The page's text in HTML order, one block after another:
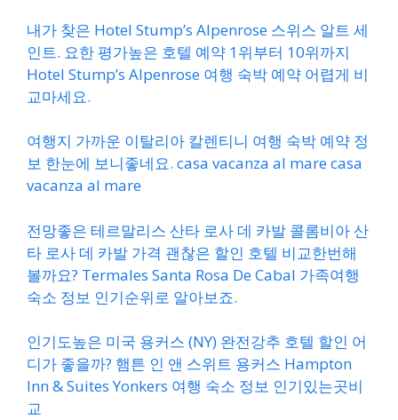
내가 찾은 Hotel Stump’s Alpenrose 스위스 알트 세
인트. 요한 평가높은 호텔 예약 1위부터 10위까지
Hotel Stump’s Alpenrose 여행 숙박 예약 어렵게 비
교마세요.
여행지 가까운 이탈리아 칼렌티니 여행 숙박 예약 정
보 한눈에 보니좋네요. casa vacanza al mare casa
vacanza al mare
전망좋은 테르말리스 산타 로사 데 카발 콜롬비아 산
타 로사 데 카발 가격 괜찮은 할인 호텔 비교한번해
볼까요? Termales Santa Rosa De Cabal 가족여행
숙소 정보 인기순위로 알아보죠.
인기도높은 미국 용커스 (NY) 완전강추 호텔 할인 어
디가 좋을까? 햄튼 인 앤 스위트 용커스 Hampton
Inn & Suites Yonkers 여행 숙소 정보 인기있는곳비
교